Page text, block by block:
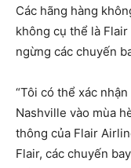
Các hãng hàng
không cụ thể là
ngừng các chuyến
“Tôi có thể xác
Nashville vào mùa
thông của Flair
Flair, các chuyến